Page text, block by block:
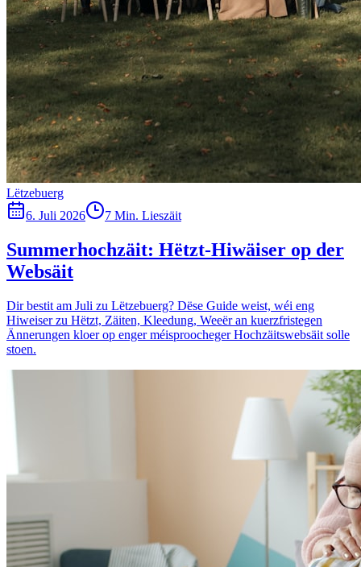
Lëtzebuerg
6. Juli 2026
7 Min. Lieszäit
Summerhochzäit: Hëtzt-Hiwäiser op der
Websäit
Dir bestit am Juli zu Lëtzebuerg? Dëse Guide weist, wéi eng
Hiweiser zu Hëtzt, Zäiten, Kleedung, Weeër an kuerzfristegen
Ännerungen kloer op enger méisproocheger Hochzäitswebsäit solle
stoen.